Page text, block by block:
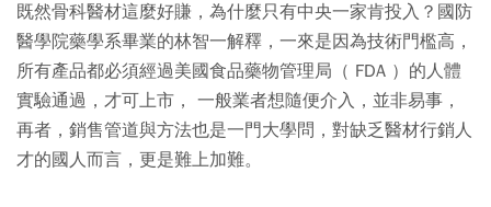
既然骨科醫材這麼好賺，為什麼只有中央一家肯投入？國防
醫學院藥學系畢業的林智一解釋，一來是因為技術門檻高，
所有產品都必須經過美國食品藥物管理局（ FDA ）的人體
實驗通過，才可上市， 一般業者想隨便介入，並非易事，
再者，銷售管道與方法也是一門大學問，對缺乏醫材行銷人
才的國人而言，更是難上加難。